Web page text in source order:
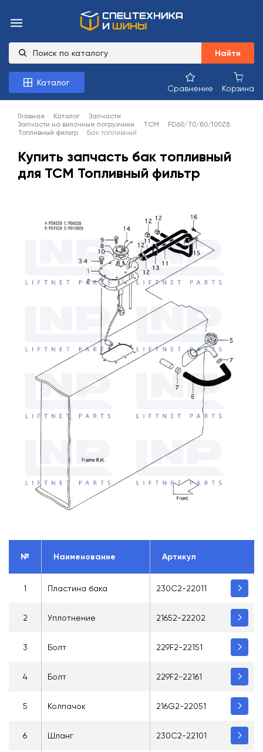
Найти
Каталог
Сравнение Корзина
Главная Каталог
Запчасти
Запчасти на вилочные погрузчики
TCM
FD60/70/80/100Z8
Топливный фильтр
Бак топливный
Купить запчасть бак топливный
для TCM Топливный фильтр
№ Наименование Артикул
1 Пластина бака 230C2-22011
2 Уплотнение 21652-22202
3 Болт 229F2-22151
4 Болт 229F2-22161
5 Колпачок 216G2-22051
6 Шланг 230C2-22101